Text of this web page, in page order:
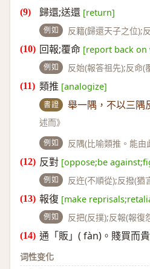
歸還;送還 [return]
例如 反籍(歸還天子之位);
回報;覆命 [report back on
例如 反始(報答祖先);反命(
類推 [analogize]
書證 舉一隅，不以三隅
述而》
例如 反隅(比喻類推。能由
反對 [oppose;be
例如 反迕(不順從);反撥(猶
報復 [make
例如 反把(反撲);反報(報復
通「販」( fàn)。賤買而
词性变化